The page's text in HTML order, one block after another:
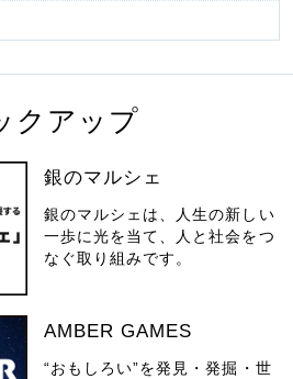
クアップ
銀のマルシェ
銀のマルシェは、人生の新しい
一歩に光を当て、人と社会をつ
なぐ取り組みです。
AMBER GAMES
“おもしろい”を発見・発掘・世